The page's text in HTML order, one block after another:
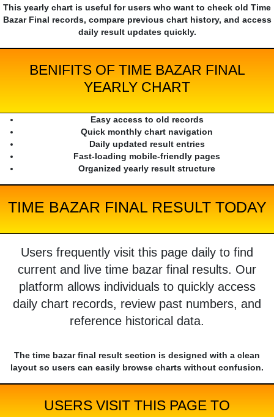
This yearly chart is useful for users who want to check old Time
Bazar Final records, compare previous chart history, and access
daily result updates quickly.
BENIFITS OF TIME BAZAR FINAL
YEARLY CHART
Easy access to old records
Quick monthly chart navigation
Daily updated result entries
Fast-loading mobile-friendly pages
Organized yearly result structure
TIME BAZAR FINAL RESULT TODAY
Users frequently visit this page daily to find
current and live time bazar final results. Our
platform allows individuals to quickly access
daily chart records, review past numbers, and
reference historical data.
The time bazar final result section is designed with a clean
layout so users can easily browse charts without confusion.
USERS VISIT THIS PAGE TO